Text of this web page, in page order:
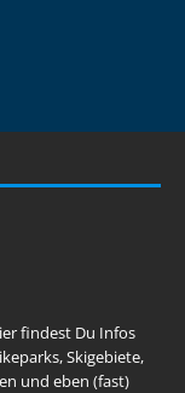
findest Du Infos
Skigebiete,
und eben (fast)